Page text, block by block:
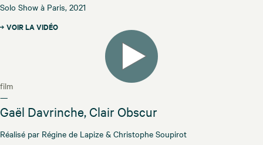
Solo Show à Paris, 2021
VOIR LA VIDÉO
film
—
Gaël Davrinche, Clair Obscur
Réalisé par Régine de Lapize & Christophe Soupirot